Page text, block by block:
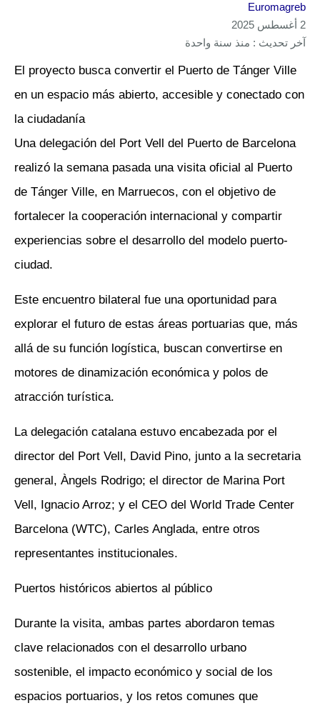
Euromagreb
2 أغسطس 2025
آخر تحديث : منذ سنة واحدة
El proyecto busca convertir el Puerto de Tánger Ville
en un espacio más abierto, accesible y conectado con
la ciudadanía
Una delegación del Port Vell del Puerto de Barcelona
realizó la semana pasada una visita oficial al Puerto
de Tánger Ville, en Marruecos, con el objetivo de
fortalecer la cooperación internacional y compartir
experiencias sobre el desarrollo del modelo puerto-
ciudad.
Este encuentro bilateral fue una oportunidad para
explorar el futuro de estas áreas portuarias que, más
allá de su función logística, buscan convertirse en
motores de dinamización económica y polos de
atracción turística.
La delegación catalana estuvo encabezada por el
director del Port Vell, David Pino, junto a la secretaria
general, Àngels Rodrigo; el director de Marina Port
Vell, Ignacio Arroz; y el CEO del World Trade Center
Barcelona (WTC), Carles Anglada, entre otros
representantes institucionales.
Puertos históricos abiertos al público
Durante la visita, ambas partes abordaron temas
clave relacionados con el desarrollo urbano
sostenible, el impacto económico y social de los
espacios portuarios, y los retos comunes que